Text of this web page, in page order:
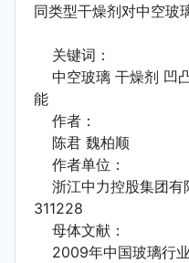
同类型干燥剂对中空玻
关键词：
中空玻璃 干燥剂 凹
能
作者：
陈君 魏柏顺
作者单位：
浙江中力控股集团有
311228
母体文献：
2009年中国玻璃行